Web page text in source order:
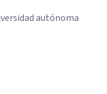
autónoma